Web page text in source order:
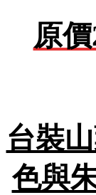
原
台裝
色與